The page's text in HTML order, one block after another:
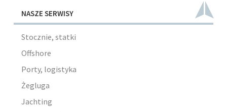
NASZE SERWISY
Stocznie, statki
Offshore
Porty, logistyka
Żegluga
Jachting